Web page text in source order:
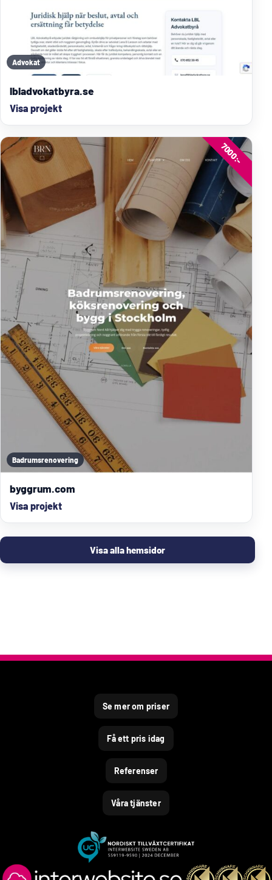
Advokat
lbladvokatbyra.se
Visa projekt
Badrumsrenovering
7000:-
byggrum.com
Visa projekt
Visa alla hemsidor
Se mer om priser
Få ett pris idag
Referenser
Våra tjänster